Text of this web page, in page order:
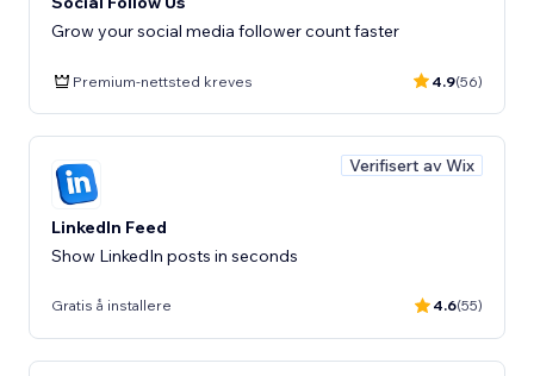
Grow your social media follower count faster
Premium-nettsted kreves 4.9(56)
Verifisert av Wix
LinkedIn Feed
Show LinkedIn posts in seconds
Gratis å installere 4.6(55)